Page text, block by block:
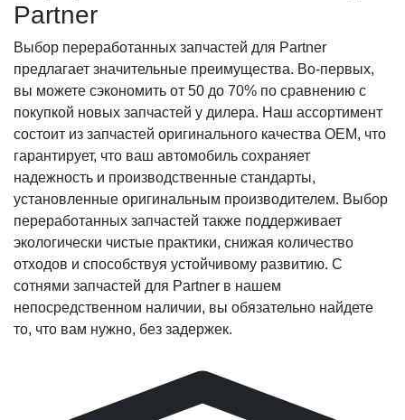
Partner
Выбор переработанных запчастей для Partner
предлагает значительные преимущества. Во-первых,
вы можете сэкономить от 50 до 70% по сравнению с
покупкой новых запчастей у дилера. Наш ассортимент
состоит из запчастей оригинального качества OEM, что
гарантирует, что ваш автомобиль сохраняет
надежность и производственные стандарты,
установленные оригинальным производителем. Выбор
переработанных запчастей также поддерживает
экологически чистые практики, снижая количество
отходов и способствуя устойчивому развитию. С
сотнями запчастей для Partner в нашем
непосредственном наличии, вы обязательно найдете
то, что вам нужно, без задержек.